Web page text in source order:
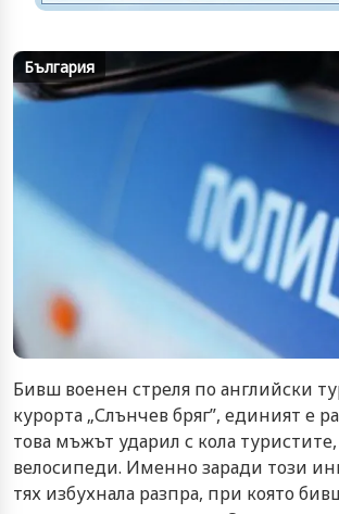
България
Бивш военен стреля по английски
курорта „Слънчев бряг”, единият е
това мъжът ударил с кола
велосипеди. Именно заради този
тях избухнала разпра, при която